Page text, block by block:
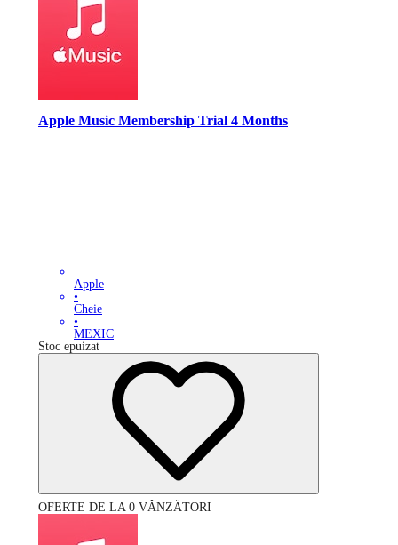
Apple Music Membership Trial 4 Months
Apple
•
Cheie
•
MEXIC
Stoc epuizat
OFERTE DE LA 0 VÂNZĂTORI